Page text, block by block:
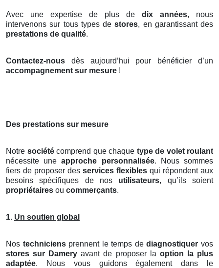
Avec une expertise de plus de dix années, nous
intervenons sur tous types destores, en garantissant des
prestations de qualité.
Contactez-nous dès aujourd’hui pour bénéficier d’un
accompagnement sur mesure !
Des prestations sur mesure
Notre sociétécomprend que chaque type de volet roulant
nécessite uneapproche personnalisée. Nous sommes
fiers de proposer des services flexibles qui répondent aux
besoins spécifiques de nos utilisateurs, qu’ils soient
propriétaires ou commerçants.
1. Un soutien global
Nos techniciensprennent le temps dediagnostiquer vos
stores sur Dameryavant de proposer la option la plus
adaptée. Nous vous guidons également dans le